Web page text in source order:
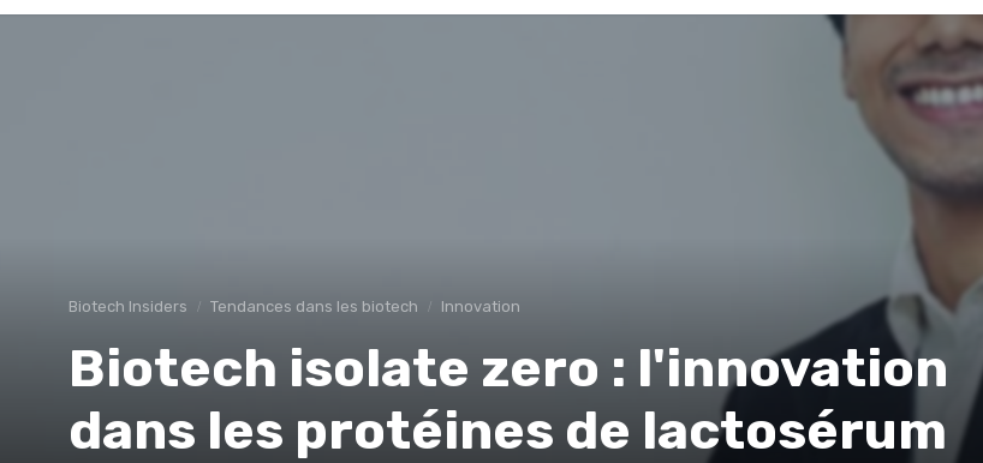
Biotech Insiders Tendances dans les biotech Innovation
Biotech isolate zero : l'innovation
dans les protéines de lactosérum